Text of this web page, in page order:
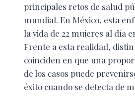
principales retos de salud
mundial. En México, esta
la vida de 22 mujeres al día
Frente a esta realidad,
coinciden en que una
de los casos puede
éxito cuando se detecta de